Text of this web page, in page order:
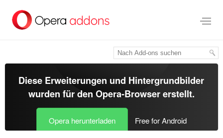
Hauptinhalt
springen
Diese Erweiterungen und Hintergrundbilder
wurden für den Opera-Browsererstellt.
Opera herunterladen Free for Android